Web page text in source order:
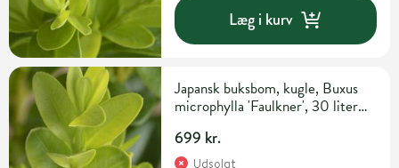
Læg i kurv
Japansk buksbom, kugle, Buxus
microphylla 'Faulkner', 30 liter
699 kr.
Udsolgt